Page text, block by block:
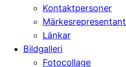
Kontaktpersoner
Märkesrepresentant
Länkar
Bildgalleri
Fotocollage